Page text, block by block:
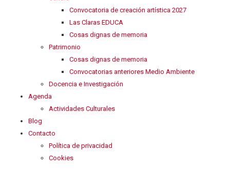
Convocatoria de creación artística 2027
Las Claras EDUCA
Cosas dignas de memoria
Patrimonio
Cosas dignas de memoria
Convocatorias anteriores Medio Ambiente
Docencia e Investigación
Agenda
Actividades Culturales
Blog
Contacto
Política de privacidad
Cookies